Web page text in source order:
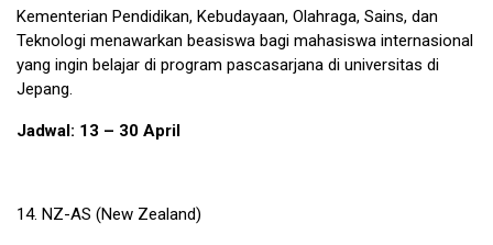
Kementerian Pendidikan, Kebudayaan, Olahraga, Sains, dan
Teknologi menawarkan beasiswa bagi mahasiswa internasional
yang ingin belajar di program pascasarjana di universitas di
Jepang.
Jadwal: 13 – 30 April
14. NZ-AS (New Zealand)